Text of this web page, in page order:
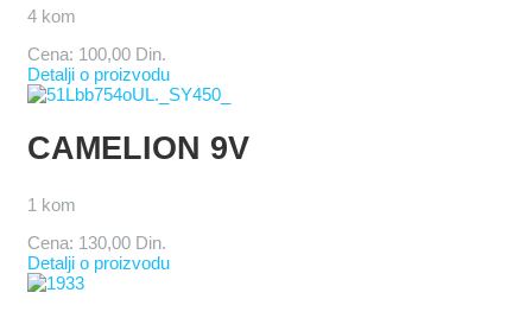
4 kom
Cena: 100,00 Din.
Detalji o proizvodu
CAMELION 9V
1 kom
Cena: 130,00 Din.
Detalji o proizvodu